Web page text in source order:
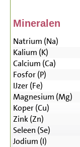
Mineralen
Natrium (Na)
Kalium (K)
Calcium (Ca)
Fosfor (P)
IJzer (Fe)
Magnesium (Mg)
Koper (Cu)
Zink (Zn)
Seleen (Se)
Jodium (I)